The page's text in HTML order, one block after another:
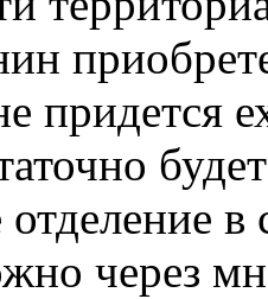
придется
в
через